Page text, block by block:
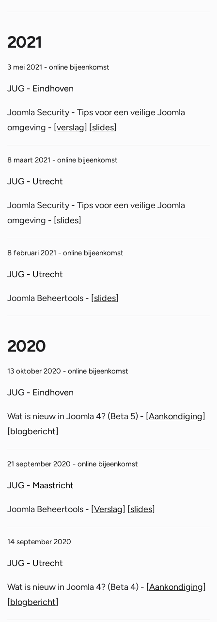
2021
3 mei 2021 - online bijeenkomst
JUG - Eindhoven
Joomla Security - Tips voor een veilige Joomla
omgeving - [verslag] [slides]
8 maart 2021 - online bijeenkomst
JUG - Utrecht
Joomla Security - Tips voor een veilige Joomla
omgeving - [slides]
8 februari 2021 - online bijeenkomst
JUG - Utrecht
Joomla Beheertools - [slides]
2020
13 oktober 2020 - online bijeenkomst
JUG - Eindhoven
Wat is nieuw in Joomla 4? (Beta 5) - [Aankondiging]
[blogbericht]
21 september 2020 - online bijeenkomst
JUG - Maastricht
Joomla Beheertools - [Verslag] [slides]
14 september 2020
JUG - Utrecht
Wat is nieuw in Joomla 4? (Beta 4) - [Aankondiging]
[blogbericht]